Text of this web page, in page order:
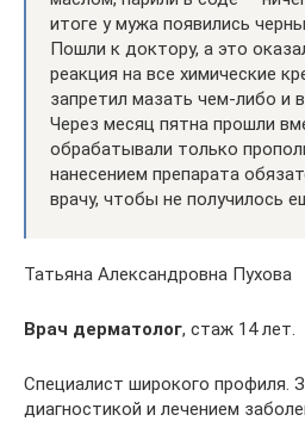
итоге у мужа появились
Пошли к доктору, а это
реакция на все химические
запретил мазать чем-либо и
Через месяц пятна прошли
обрабатывали только
нанесением препарата
врачу, чтобы не получилось
Татьяна Александровна Пухова
Врач дерматолог, стаж 14 лет.
Специалист широкого профиля.
диагностикой и лечением